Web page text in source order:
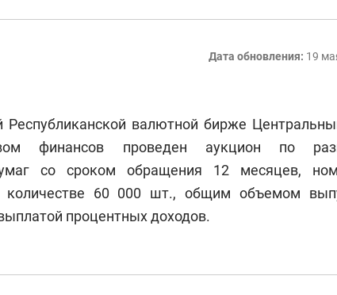
Дата обновления: 19
Республиканской валютной бирже
финансов проведен аукцион по
со сроком обращения 12 месяцев,
60 000 шт., общим объемом
процентных доходов.